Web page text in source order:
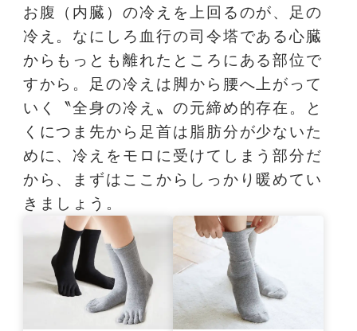
お腹（内臓）の冷えを上回るのが、足の
冷え。なにしろ血行の司令塔である心臓
からもっとも離れたところにある部位で
すから。足の冷えは脚から腰へ上がって
いく〝全身の冷え〟の元締め的存在。と
くにつま先から足首は脂肪分が少ないた
めに、冷えをモロに受けてしまう部分だ
から、まずはここからしっかり暖めてい
きましょう。